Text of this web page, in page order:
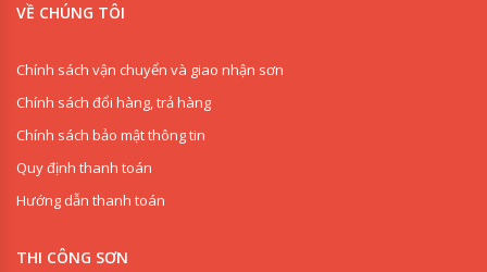
VỀ CHÚNG TÔI
Chính sách vận chuyển và giao nhận sơn
Chính sách đổi hàng, trả hàng
Chính sách bảo mật thông tin
Quy định thanh toán
Hướng dẫn thanh toán
THI CÔNG SƠN